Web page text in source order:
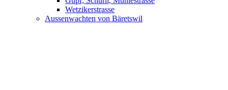
Wetzikerstrasse
Aussenwachten von Bäretswil